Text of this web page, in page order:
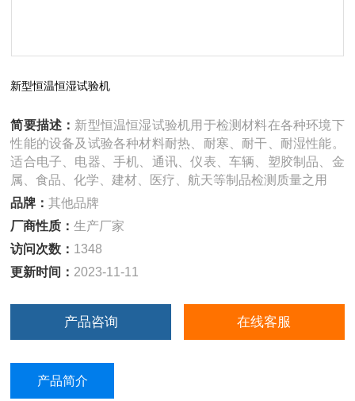
新型恒温恒湿试验机
简要描述： 新型恒温恒湿试验机用于检测材料在各种环境下
性能的设备及试验各种材料耐热、耐寒、耐干、耐湿性能。
适合电子、电器、手机、通讯、仪表、车辆、塑胶制品、金
属、食品、化学、建材、医疗、航天等制品检测质量之用
品牌：其他品牌
厂商性质：生产厂家
访问次数： 1348
更新时间： 2023-11-11
产品咨询 在线客服
产品简介